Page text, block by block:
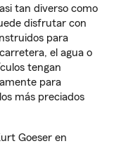
tan diverso como
disfrutar con
para
el agua o
tengan
para
más preciados
Goeser en